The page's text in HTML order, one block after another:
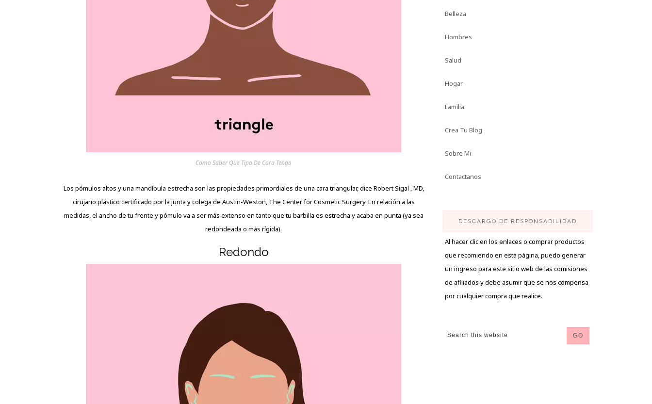
Como Saber Que Tipo De Cara Tengo
Los pómulos altos y una mandíbula estrecha son las propiedades primordiales de una cara triangular, dice Robert Sigal , MD,
cirujano plástico certificado por la junta y colega de Austin-Weston, The Center for Cosmetic Surgery. En relación a las
medidas, el ancho de tu frente y pómulo va a ser más extenso en tanto que tu barbilla es estrecha y acaba en punta (ya sea
redondeada o más rígida).
Redondo
Belleza
Hombres
Salud
Hogar
Familia
Crea Tu Blog
Sobre Mi
Contactanos
DESCARGO DE RESPONSABILIDAD
Al hacer clic en los enlaces o comprar productos
que recomiendo en esta página, puedo generar
un ingreso para este sitio web de las comisiones
de afiliados y debe asumir que se nos compensa
por cualquier compra que realice.